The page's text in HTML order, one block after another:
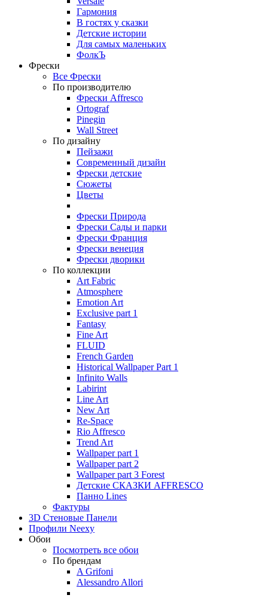
Гармония
В гостях у сказки
Детские истории
Для самых маленьких
ФолкЪ
Фрески
Все Фрески
По производителю
Фрески Affresco
Ortograf
Pinegin
Wall Street
По дизайну
Пейзажи
Современный дизайн
Фрески детские
Сюжеты
Цветы
Фрески Природа
Фрески Сады и парки
Фрески Франция
Фрески венеция
Фрески дворики
По коллекции
Art Fabric
Atmosphere
Emotion Art
Exclusive part 1
Fantasy
Fine Art
FLUID
French Garden
Historical Wallpaper Part 1
Infinito Walls
Labirint
Line Art
New Art
Re-Space
Rio Affresco
Trend Art
Wallpaper part 1
Wallpaper part 2
Wallpaper part 3 Forest
Детские СКАЗКИ AFFRESCO
Панно Lines
Фактуры
3D Стеновые Панели
Профили Neexy
Обои
Посмотреть все обои
По брендам
A Grifoni
Alessandro Allori